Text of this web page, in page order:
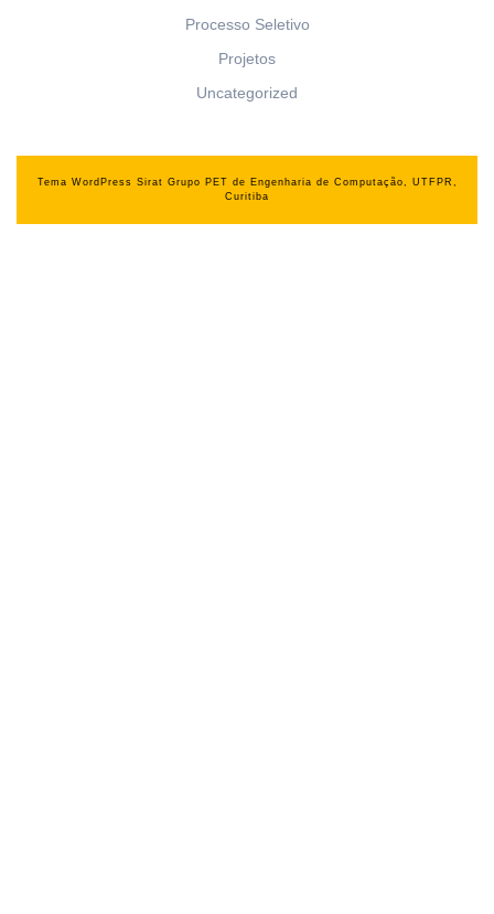
Processo Seletivo
Projetos
Uncategorized
Tema WordPress Sirat Grupo PET de Engenharia de Computação, UTFPR,
Curitiba